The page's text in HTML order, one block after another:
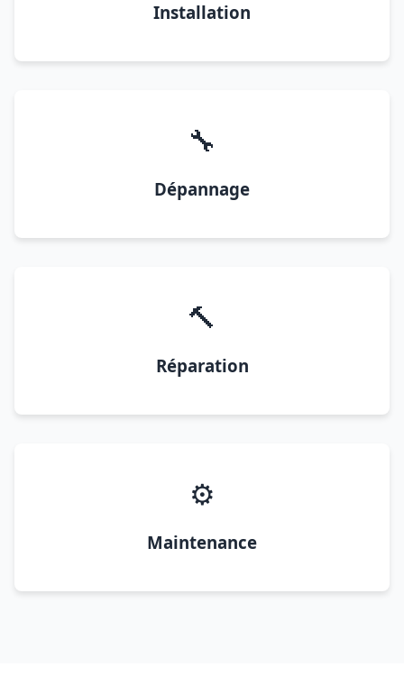
Installation
🔧
Dépannage
🔨
Réparation
⚙️
Maintenance